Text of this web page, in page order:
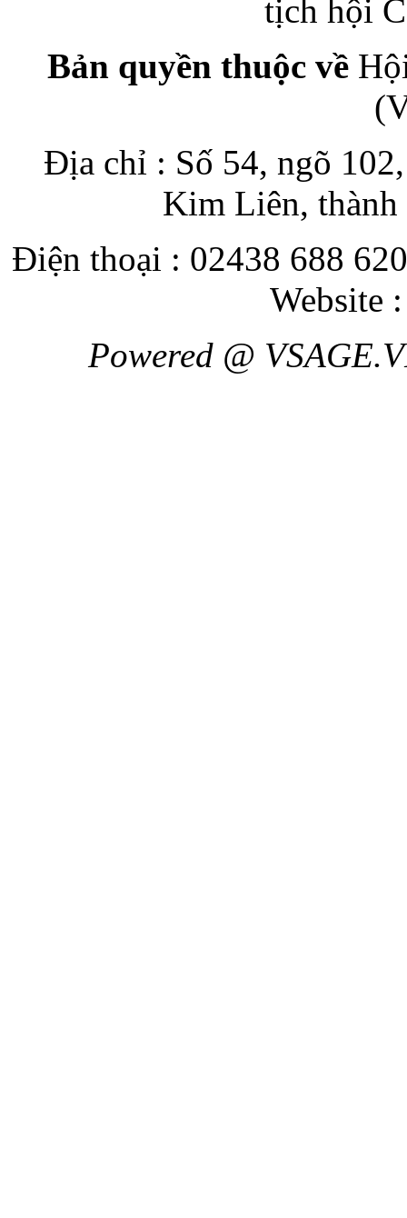
tịch hội
Bản quyền thuộc về
Địa chỉ : Số 54, ngõ
Kim Liên,
Điện thoại : 02438 688
Website
Powered @